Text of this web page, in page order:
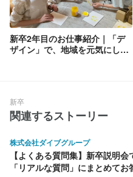
新卒2年目のお仕事紹介｜「デ
ザイン」で、地域を元気にして
新卒
関連するストーリー
株式会社ダイブグループ
【よくある質問集】新卒説明会
「リアルな質問」にまとめて